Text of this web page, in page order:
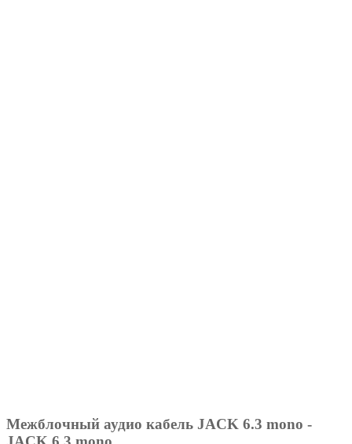
Межблочный аудио кабель JACK 6.3 mono -